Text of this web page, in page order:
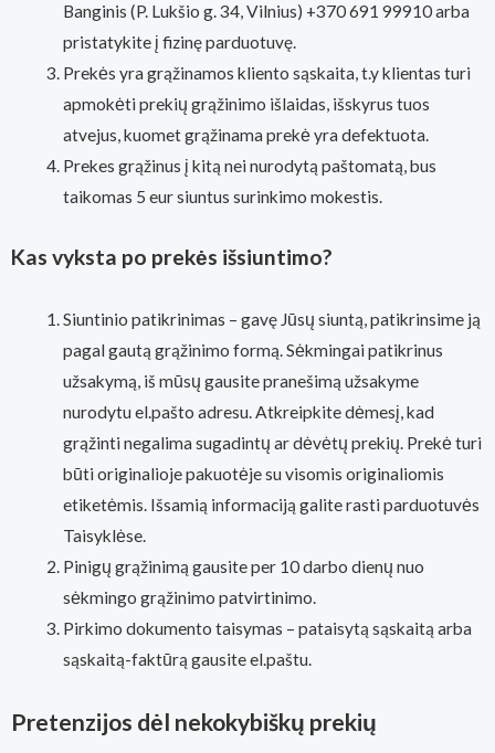
Banginis (P. Lukšio g. 34, Vilnius) +370 691 99910 arba
pristatykite į fizinę parduotuvę.
Prekės yra grąžinamos kliento sąskaita, t.y klientas turi
apmokėti prekių grąžinimo išlaidas, išskyrus tuos
atvejus, kuomet grąžinama prekė yra defektuota.
Prekes grąžinus į kitą nei nurodytą paštomatą, bus
taikomas 5 eur siuntus surinkimo mokestis.
Kas vyksta po prekės išsiuntimo?
Siuntinio patikrinimas – gavę Jūsų siuntą, patikrinsime ją
pagal gautą grąžinimo formą. Sėkmingai patikrinus
užsakymą, iš mūsų gausite pranešimą užsakyme
nurodytu el.pašto adresu. Atkreipkite dėmesį, kad
grąžinti negalima sugadintų ar dėvėtų prekių. Prekė turi
būti originalioje pakuotėje su visomis originaliomis
etiketėmis. Išsamią informaciją galite rasti parduotuvės
Taisyklėse.
Pinigų grąžinimą gausite per 10 darbo dienų nuo
sėkmingo grąžinimo patvirtinimo.
Pirkimo dokumento taisymas – pataisytą sąskaitą arba
sąskaitą-faktūrą gausite el.paštu.
Pretenzijos dėl nekokybiškų prekių